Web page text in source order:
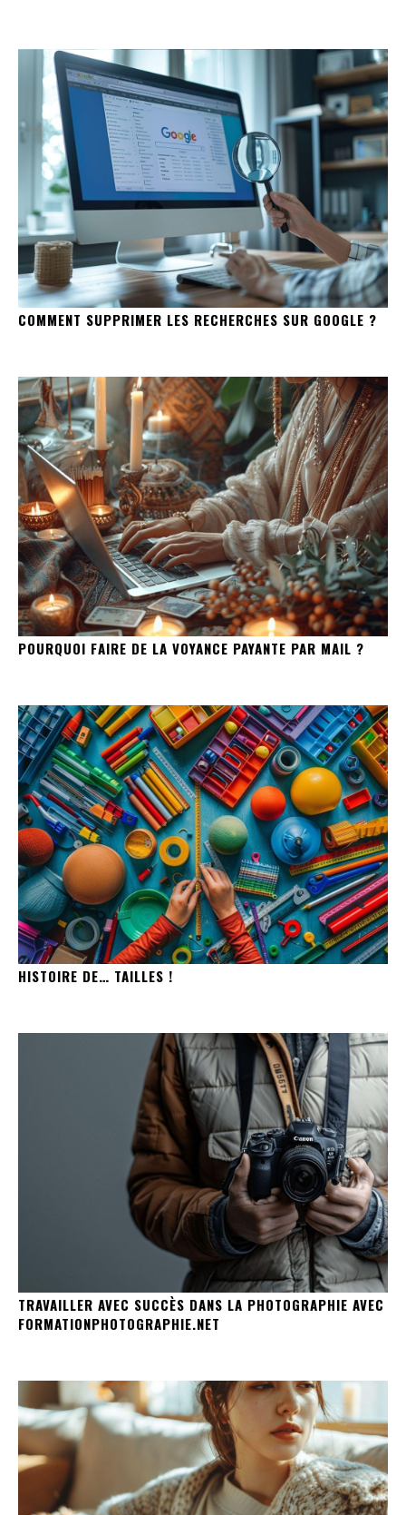
COMMENT SUPPRIMER LES RECHERCHES SUR GOOGLE ?
POURQUOI FAIRE DE LA VOYANCE PAYANTE PAR MAIL ?
HISTOIRE DE… TAILLES !
TRAVAILLER AVEC SUCCÈS DANS LA PHOTOGRAPHIE AVEC
FORMATIONPHOTOGRAPHIE.NET